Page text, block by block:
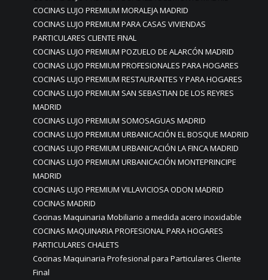
COCINAS LUJO PREMIUM MORALEJA MADRID
COCINAS LUJO PREMIUM PARA CASAS VIVIENDAS
PARTICULARES CLIENTE FINAL
COCINAS LUJO PREMIUM POZUELO DE ALARCÓN MADRID
COCINAS LUJO PREMIUM PROFESIONALES PARA HOGARES
COCINAS LUJO PREMIUM RESTAURANTES Y PARA HOGARES
COCINAS LUJO PREMIUM SAN SEBASTIAN DE LOS REYRES
MADRID
COCINAS LUJO PREMIUM SOMOSAGUAS MADRID
COCINAS LUJO PREMIUM URBANICACIÓN EL BOSQUE MADRID
COCINAS LUJO PREMIUM URBANICACIÓN LA FINCA MADRID
COCINAS LUJO PREMIUM URBANICACIÓN MONTEPRINCIPE
MADRID
COCINAS LUJO PREMIUM VILLAVICIOSA ODON MADRID
COCINAS MADRID
Cocinas Maquinaria Mobiliario a medida acero inoxidable
COCINAS MAQUINARIA PROFESIONAL PARA HOGARES
PARTICULARES CHALETS
Cocinas Maquinaria Profesional para Particulares Cliente
Final